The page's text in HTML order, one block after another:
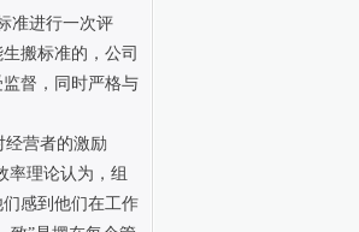
准进行一次评
搬标准的，公司
督，同时严格与
营者的激励
率理论认为，组
感到他们在工作